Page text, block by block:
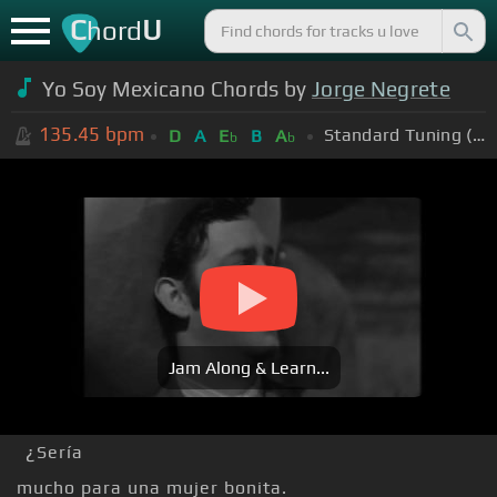
ChordU
Yo Soy Mexicano Chords by Jorge Negrete
135.45 bpm D A Eb B Ab Standard Tuning (EADGBE)
Jam Along & Learn...
¿Sería
mucho para una mujer bonita.